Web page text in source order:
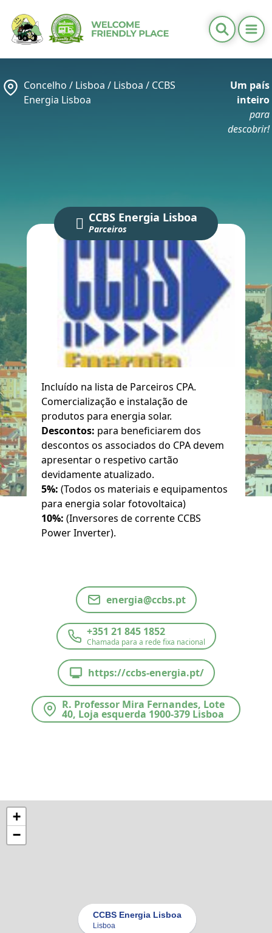
Informações Úteis
Calendários
Concelho / Lisboa / Lisboa / CCBS
Energia Lisboa
Um país
inteiro
para
descobrir!
CCBS Energia Lisboa
Parceiros
Incluído na lista de Parceiros CPA.
Comercialização e instalação de
produtos para energia solar.
Descontos: para beneficiarem dos
descontos os associados do CPA devem
apresentar o respetivo cartão
devidamente atualizado.
5%: (Todos os materiais e equipamentos
para energia solar fotovoltaica)
10%: (Inversores de corrente CCBS
Power Inverter).
energia@ccbs.pt
+351 21 845 1852
Chamada para a rede fixa nacional
https://ccbs-energia.pt/
R. Professor Mira Fernandes, Lote
40, Loja esquerda 1900-379 Lisboa
38.7396199, -9.1208334
CCBS Energia Lisboa
Lisboa
+
−